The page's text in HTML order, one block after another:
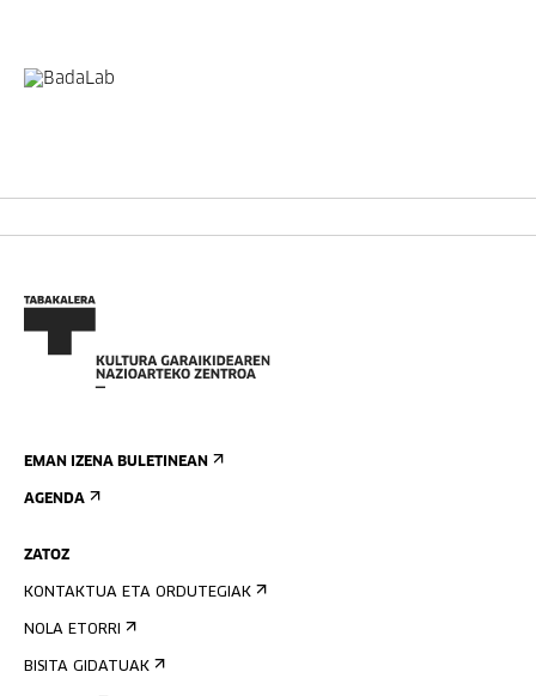
EMAN IZENA BULETINEAN
AGENDA
ZATOZ
KONTAKTUA ETA ORDUTEGIAK
NOLA ETORRI
BISITA GIDATUAK